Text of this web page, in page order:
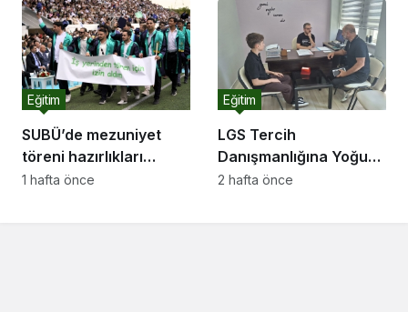
SUBÜ’de mezuniyet
töreni hazırlıkları
tamam
Eğitim
1 hafta önce
LGS Tercih
Danışmanlığına Yoğun
İlgi
Eğitim
2 hafta önce